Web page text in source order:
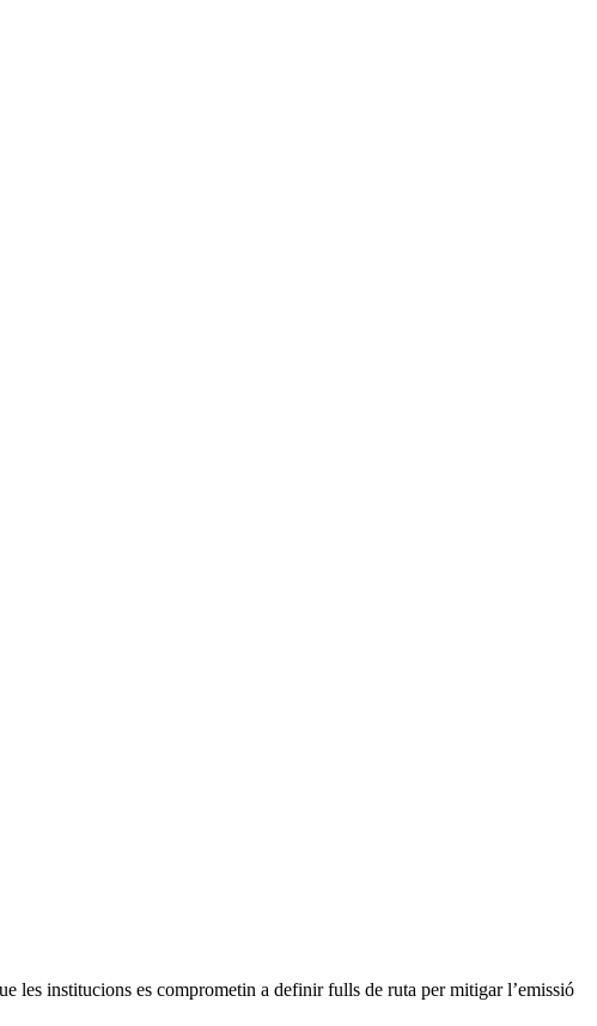
les institucions es comprometin a definir fulls de ruta per mitigar l’emissió